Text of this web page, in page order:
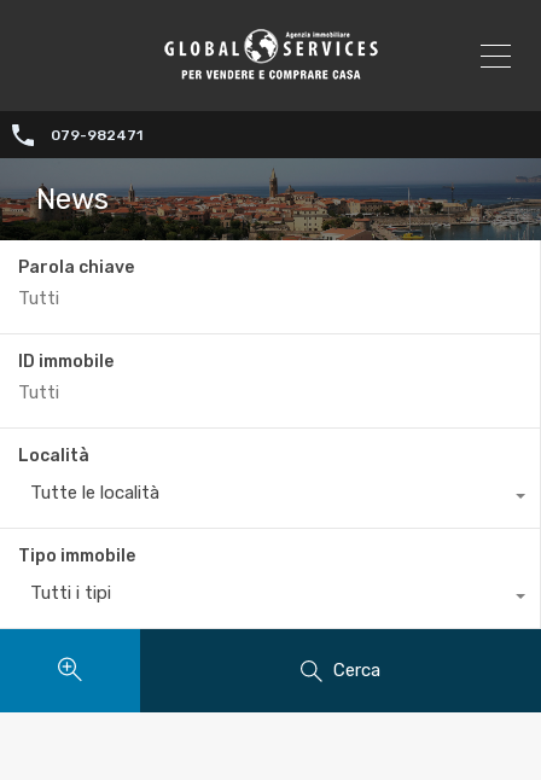
079-982471
News
Parola chiave
ID immobile
Località
Tutte le località
Tipo immobile
Tutti i tipi
Cerca